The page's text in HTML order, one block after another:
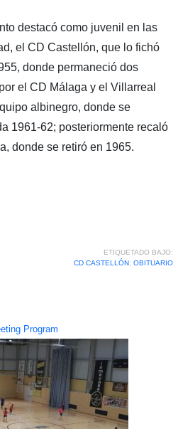
destacó como juvenil en las
el CD Castellón, que lo fichó
donde permaneció dos
el CD Málaga y el Villarreal
albinegro, donde se
1961-62; posteriormente recaló
donde se retiró en 1965.
ETIQUETADO BAJO:
CD CASTELLÓN, OBITUARIO
Program